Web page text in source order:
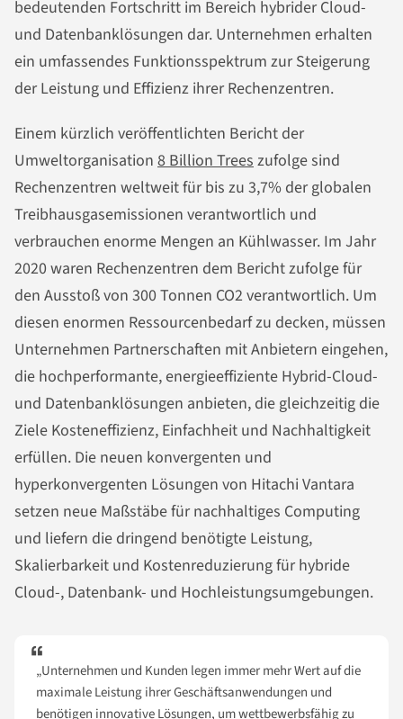
bedeutenden Fortschritt im Bereich hybrider Cloud-
und Datenbanklösungen dar. Unternehmen erhalten
ein umfassendes Funktionsspektrum zur Steigerung
der Leistung und Effizienz ihrer Rechenzentren.
Einem kürzlich veröffentlichten Bericht der
Umweltorganisation 8 Billion Treeszufolge sind
Rechenzentren weltweit für bis zu 3,7% der globalen
Treibhausgasemissionen verantwortlich und
verbrauchen enorme Mengen an Kühlwasser. Im Jahr
2020 waren Rechenzentren dem Bericht zufolge für
den Ausstoß von 300 Tonnen CO2 verantwortlich. Um
diesen enormen Ressourcenbedarf zu decken, müssen
Unternehmen Partnerschaften mit Anbietern eingehen,
die hochperformante, energieeffiziente Hybrid-Cloud-
und Datenbanklösungen anbieten, die gleichzeitig die
Ziele Kosteneffizienz, Einfachheit und Nachhaltigkeit
erfüllen. Die neuen konvergenten und
hyperkonvergenten Lösungen von Hitachi Vantara
setzen neue Maßstäbe für nachhaltiges Computing
und liefern die dringend benötigte Leistung,
Skalierbarkeit und Kostenreduzierung für hybride
Cloud-, Datenbank- und Hochleistungsumgebungen.
„Unternehmen und Kunden legen immer mehr Wert auf die
maximale Leistung ihrer Geschäftsanwendungen und
benötigen innovative Lösungen, um wettbewerbsfähig zu